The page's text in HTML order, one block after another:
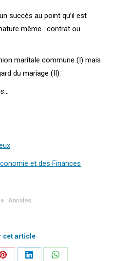
succès au point qu’il est
même : contrat ou
maritale commune (I) mais
du mariage (II).
et des Finances
: Annales
cet article